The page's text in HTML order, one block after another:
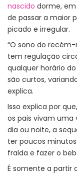
nascido dorme, em
de passar a maior
picado e irregular.
“O sono do
tem regulação
qualquer horário
são curtos,
explica.
Isso explica por
os pais vivam uma
dia ou noite, a
ter poucos
fralda e fazer o
É somente a partir